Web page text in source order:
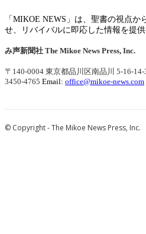
「MIKOE NEWS」は、聖書の視点
せ、リバイバルに即応した情報を提供
み声新聞社 The Mikoe News Press, Inc.
〒140-0004 東京都品川区南品川 5-16-14-
3450-4765 Email: office@mikoe-news.com
© Copyright - The Mikoe News Press, Inc.